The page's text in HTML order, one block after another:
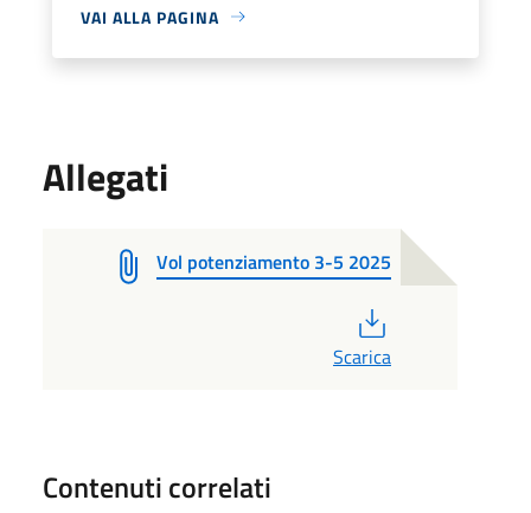
VAI ALLA PAGINA
Allegati
Vol potenziamento 3-5 2025
Scarica
Contenuti correlati